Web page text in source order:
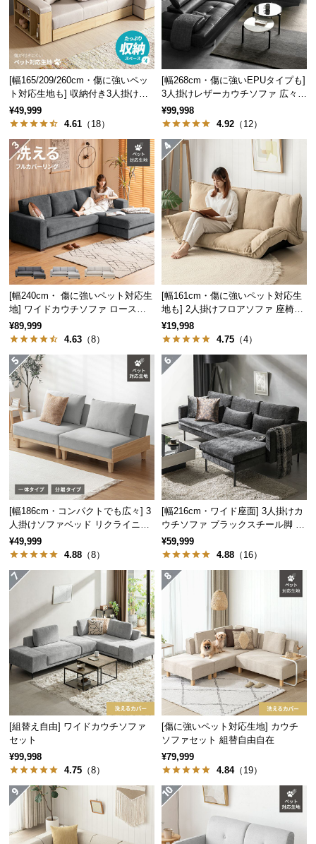
中
型
商
品
の
配
に
い
て
小
型
品
の
配
送
に
つ
て
開
梱
設
置
ビ
ス
に
つ
い
て
搬
入
経
路
に
つ
て
返
品・
キ
ン
セ
[幅165/209/260cm・傷に強いペッ
ト対応生地も] 収納付き3人掛け多
機能ソファ
¥49,999
4.61 （18）
[幅268cm・傷に強いEPUタイプも]
3人掛けレザーカウチソファ 広々設
計 高級感
¥99,998
4.92 （12）
[幅240cm・ 傷に強いペット対応生
地] ワイドカウチソファ ロースタ
イル
¥89,999
4.63 （8）
[幅161cm・傷に強いペット対応生
地も] 2人掛けフロアソファ 座椅子
タイプ リクライニング
¥19,998
4.75 （4）
[幅186cm・コンパクトでも広々] 3
人掛けソファベッド リクライニン
グ 天然木フレーム 北欧
¥49,999
4.88 （8）
[幅216cm・ワイド座面] 3人掛けカ
ウチソファ ブラックスチール脚 L
字 ホテルライク 高級感
¥59,999
4.88 （16）
[組替え自由] ワイドカウチソファ
セット
¥99,998
4.75 （8）
[傷に強いペット対応生地] カウチ
ソファセット 組替自由自在
¥79,999
4.84（19）